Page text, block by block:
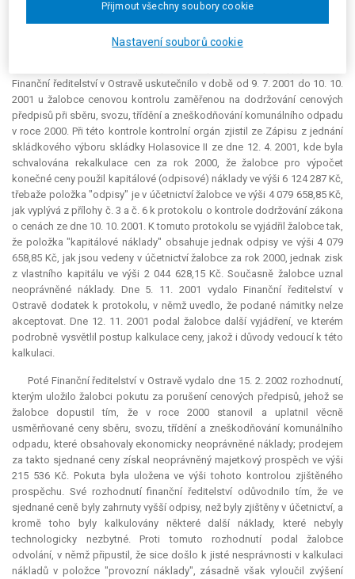
České republiky. Podle žalovaného však na druhé straně kontrolní orgán
spolehlivě prokázal skutečnost, že tzv. rekalkulace sjednané ceny
obsahovala vyšší odpisy, než byly zjištěny v účetnictví.
Finanční ředitelství v Ostravě uskutečnilo v době od 9. 7. 2001 do 10. 10.
2001 u žalobce cenovou kontrolu zaměřenou na dodržování cenových
předpisů při sběru, svozu, třídění a zneškodňování komunálního odpadu
v roce 2000. Při této kontrole kontrolní orgán zjistil ze Zápisu z jednání
skládkového výboru skládky Holasovice II ze dne 12. 4. 2001, kde byla
schvalována rekalkulace cen za rok 2000, že žalobce pro výpočet
konečné ceny použil kapitálové (odpisové) náklady ve výši 6 124 287 Kč,
třebaže položka "odpisy" je v účetnictví žalobce ve výši 4 079 658,85 Kč,
jak vyplývá z přílohy č. 3 a č. 6 k protokolu o kontrole dodržování zákona
o cenách ze dne 10. 10. 2001. K tomuto protokolu se vyjádřil žalobce tak,
že položka "kapitálové náklady" obsahuje jednak odpisy ve výši 4 079
658,85 Kč, jak jsou vedeny v účetnictví žalobce za rok 2000, jednak zisk
z vlastního kapitálu ve výši 2 044 628,15 Kč. Současně žalobce uznal
neoprávněné náklady. Dne 5. 11. 2001 vydalo Finanční ředitelství v
Ostravě dodatek k protokolu, v němž uvedlo, že podané námitky nelze
akceptovat. Dne 12. 11. 2001 podal žalobce další vyjádření, ve kterém
podrobně vysvětlil postup kalkulace ceny, jakož i důvody vedoucí k této
kalkulaci.
Poté Finanční ředitelství v Ostravě vydalo dne 15. 2. 2002 rozhodnutí,
kterým uložilo žalobci pokutu za porušení cenových předpisů, jehož se
žalobce dopustil tím, že v roce 2000 stanovil a uplatnil věcně
usměrňované ceny sběru, svozu, třídění a zneškodňování komunálního
odpadu, které obsahovaly ekonomicky neoprávněné náklady; prodejem
za takto sjednané ceny získal neoprávněný majetkový prospěch ve výši
215 536 Kč. Pokuta byla uložena ve výši tohoto kontrolou zjištěného
prospěchu. Své rozhodnutí finanční ředitelství odůvodnilo tím, že ve
sjednané ceně byly zahrnuty vyšší odpisy, než byly zjištěny v účetnictví, a
kromě toho byly kalkulovány některé další náklady, které nebyly
technologicky nezbytné. Proti tomuto rozhodnutí podal žalobce
odvolání, v němž připustil, že sice došlo k jisté nesprávnosti v kalkulaci
nákladů v položce "provozní náklady", zásadně však vyloučil zvýšení
Nastavení souborů cookie
Přijmout všechny soubory cookie